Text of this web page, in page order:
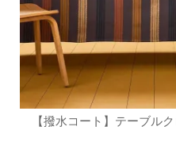
【撥水コート】テーブル